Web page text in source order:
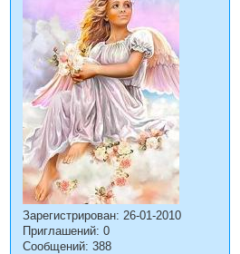
Зарегистрирован: 26-01-2010
Приглашений: 0
Сообщений: 388